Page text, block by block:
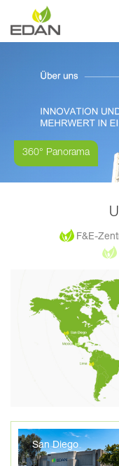
360° Panorama
F&E-
San Diego